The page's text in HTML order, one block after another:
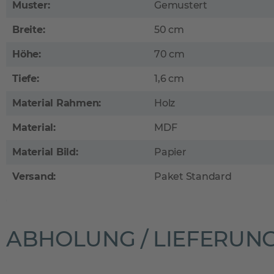
Muster: Gemustert
Breite: 50 cm
Höhe: 70 cm
Tiefe: 1,6 cm
Material Rahmen: Holz
Material: MDF
Material Bild: Papier
Versand: Paket Standard
ABHOLUNG /